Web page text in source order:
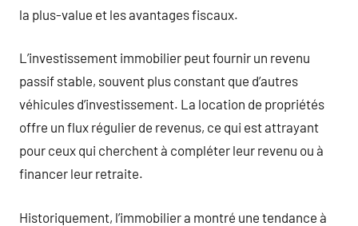
la plus-value et les avantages fiscaux.
L’investissement immobilier peut fournir un revenu
passif stable, souvent plus constant que d’autres
véhicules d’investissement. La location de propriétés
offre un flux régulier de revenus, ce qui est attrayant
pour ceux qui cherchent à compléter leur revenu ou à
financer leur retraite.
Historiquement, l’immobilier a montré une tendance à